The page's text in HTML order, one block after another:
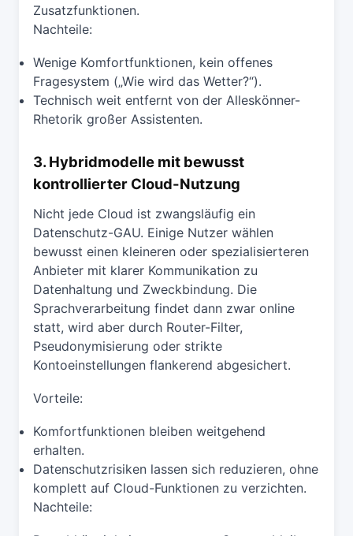
Zusatzfunktionen.
Nachteile:
Wenige Komfortfunktionen, kein offenes
Fragesystem („Wie wird das Wetter?“).
Technisch weit entfernt von der Alleskönner-
Rhetorik großer Assistenten.
3. Hybridmodelle mit bewusst
kontrollierter Cloud-Nutzung
Nicht jede Cloud ist zwangsläufig ein
Datenschutz-GAU. Einige Nutzer wählen
bewusst einen kleineren oder spezialisierteren
Anbieter mit klarer Kommunikation zu
Datenhaltung und Zweckbindung. Die
Sprachverarbeitung findet dann zwar online
statt, wird aber durch Router-Filter,
Pseudonymisierung oder strikte
Kontoeinstellungen flankerend abgesichert.
Vorteile:
Komfortfunktionen bleiben weitgehend
erhalten.
Datenschutzrisiken lassen sich reduzieren, ohne
komplett auf Cloud-Funktionen zu verzichten.
Nachteile: